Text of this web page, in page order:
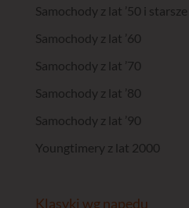
Samochody z lat ’50 i starsze
Samochody z lat ’60
Samochody z lat ’70
Samochody z lat ’80
Samochody z lat ’90
Youngtimery z lat 2000
Klasyki wg napędu